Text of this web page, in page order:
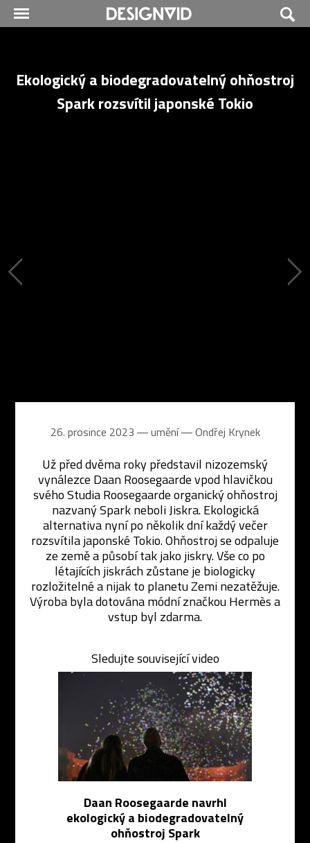
Ekologický a biodegradovatelný ohňostroj
Spark rozsvítil japonské Tokio
26. prosince 2023 ― umění ―Ondřej Krynek
Už před dvěma roky představil nizozemský
vynálezce Daan Roosegaarde vpod hlavičkou
svého Studia Roosegaarde organický ohňostroj
nazvaný Spark neboli Jiskra. Ekologická
alternativa nyní po několik dní každý večer
rozsvítila japonské Tokio. Ohňostroj se odpaluje
ze země a působí tak jako jiskry. Vše co po
létajících jiskrách zůstane je biologicky
rozložitelné a nijak to planetu Zemi nezatěžuje.
Výroba byla dotována módní značkou Hermès a
vstup byl zdarma.
Sledujte související video
Daan Roosegaarde navrhl
ekologický a biodegradovatelný
ohňostroj Spark